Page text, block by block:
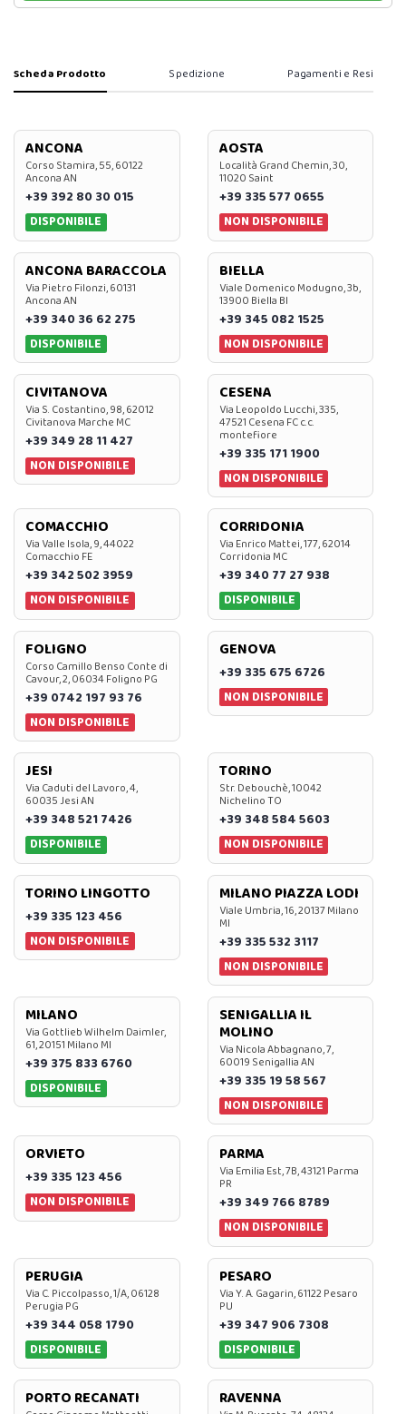
Scheda Prodotto Spedizione Pagamenti e Resi
ANCONA
Corso Stamira, 55, 60122
Ancona AN
+39 392 80 30 015
DISPONIBILE
AOSTA
Località Grand Chemin, 30,
11020 Saint
+39 335 577 0655
NON DISPONIBILE
ANCONA BARACCOLA
Via Pietro Filonzi, 60131
Ancona AN
+39 340 36 62 275
DISPONIBILE
BIELLA
Viale Domenico Modugno, 3b,
13900 Biella BI
+39 345 082 1525
NON DISPONIBILE
CIVITANOVA
Via S. Costantino, 98, 62012
Civitanova Marche MC
+39 349 28 11 427
NON DISPONIBILE
CESENA
Via Leopoldo Lucchi, 335,
47521 Cesena FC c.c.
montefiore
+39 335 171 1900
NON DISPONIBILE
COMACCHIO
Via Valle Isola, 9, 44022
Comacchio FE
+39 342 502 3959
NON DISPONIBILE
CORRIDONIA
Via Enrico Mattei, 177, 62014
Corridonia MC
+39 340 77 27 938
DISPONIBILE
FOLIGNO
Corso Camillo Benso Conte di
Cavour, 2, 06034 Foligno PG
+39 0742 197 93 76
NON DISPONIBILE
GENOVA
+39 335 675 6726
NON DISPONIBILE
JESI
Via Caduti del Lavoro, 4,
60035 Jesi AN
+39 348 521 7426
DISPONIBILE
TORINO
Str. Debouchè, 10042
Nichelino TO
+39 348 584 5603
NON DISPONIBILE
TORINO LINGOTTO
+39 335 123 456
NON DISPONIBILE
MILANO PIAZZA LODI
Viale Umbria, 16, 20137 Milano
MI
+39 335 532 3117
NON DISPONIBILE
MILANO
Via Gottlieb Wilhelm Daimler,
61, 20151 Milano MI
+39 375 833 6760
DISPONIBILE
SENIGALLIA IL
MOLINO
Via Nicola Abbagnano, 7,
60019 Senigallia AN
+39 335 19 58 567
NON DISPONIBILE
ORVIETO
+39 335 123 456
NON DISPONIBILE
PARMA
Via Emilia Est, 7B, 43121 Parma
PR
+39 349 766 8789
NON DISPONIBILE
PERUGIA
Via C. Piccolpasso, 1/A, 06128
Perugia PG
+39 344 058 1790
DISPONIBILE
PESARO
Via Y. A. Gagarin, 61122 Pesaro
PU
+39 347 906 7308
DISPONIBILE
PORTO RECANATI RAVENNA